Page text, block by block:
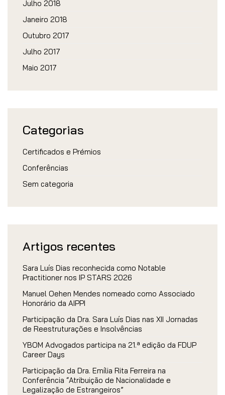
Julho 2018
Janeiro 2018
Outubro 2017
Julho 2017
Maio 2017
Categorias
Certificados e Prémios
Conferências
Sem categoria
Artigos recentes
Sara Luís Dias reconhecida como Notable
Practitioner nos IP STARS 2026
Manuel Oehen Mendes nomeado como Associado
Honorário da AIPPI
Participação da Dra. Sara Luís Dias nas XII Jornadas
de Reestruturações e Insolvências
YBOM Advogados participa na 21.ª edição da FDUP
Career Days
Participação da Dra. Emília Rita Ferreira na
Conferência “Atribuição de Nacionalidade e
Legalização de Estrangeiros”